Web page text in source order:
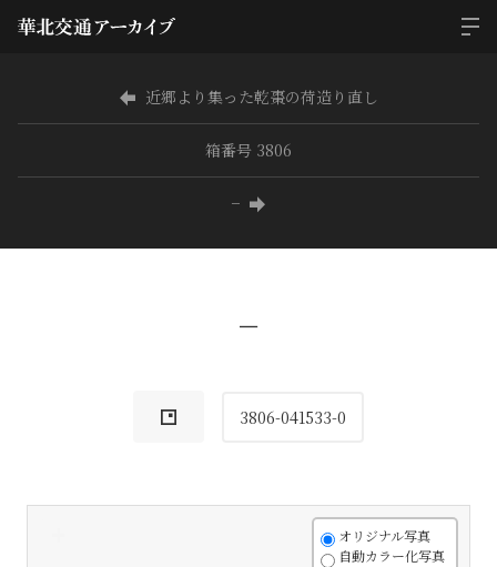
近郷より集った乾棗の荷造り直し
箱番号 3806
−
−
3806-041533-0
オリジナル写真
自動カラー化写真